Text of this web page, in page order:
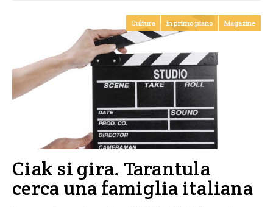
Cultura In primo piano Magazine
Ciak si gira. Tarantula
cerca una famiglia italiana